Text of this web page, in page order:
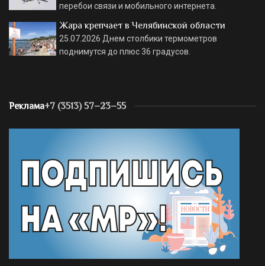
перебои связи и мобильного интернета.
Жара крепчает в Челябинской области
25.07.2026 Днем столбики термометров
поднимутся до плюс 36 градусов.
Реклама+7 (3513) 57–23–55